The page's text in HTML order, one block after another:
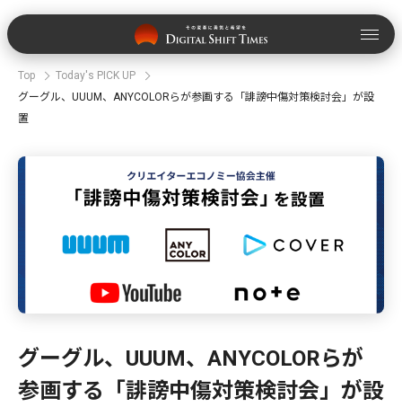
Top
Today's PICK UP
グーグル、UUUM、ANYCOLORらが参画する「誹謗中傷対策検討会」が設
置
グーグル、UUUM、ANYCOLORらが
参画する「誹謗中傷対策検討会」が設